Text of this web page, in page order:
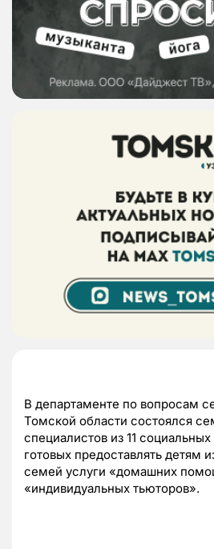
В департаменте по вопросам
Томской области состоялся
специалистов из 11
готовых предоставлять детям
семей услуги «домашних
«индивидуальных тьюторов».